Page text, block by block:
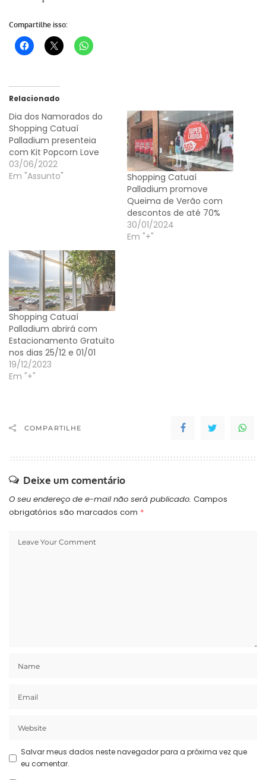
Compartilhe isso:
Relacionado
Dia dos Namorados do
Shopping Catuaí
Palladium presenteia
com Kit Popcorn Love
03/06/2022
Em "Assunto"
Shopping Catuaí
Palladium promove
Queima de Verão com
descontos de até 70%
30/01/2024
Em "+"
Shopping Catuaí
Palladium abrirá com
Estacionamento Gratuito
nos dias 25/12 e 01/01
19/12/2023
Em "+"
COMPARTILHE
Deixe um comentário
O seu endereço de e-mail não será publicado. Campos
obrigatórios são marcados com *
Salvar meus dados neste navegador para a próxima vez que
eu comentar.